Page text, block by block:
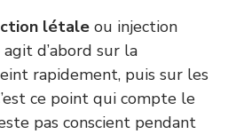
létale ou injection
d’abord sur la
rapidement, puis sur les
ce point qui compte le
pas conscient pendant